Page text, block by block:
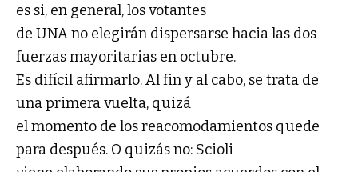
es si, en general, los votantes
de UNA no elegirán dispersarse hacia las dos
fuerzas mayoritarias en octubre.
Es difícil afirmarlo. Al fin y al cabo, se trata de
una primera vuelta, quizá
el momento de los reacomodamientos quede
para después. O quizás no: Scioli